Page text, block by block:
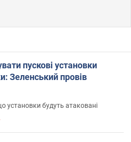
пускові установки
Зеленський провів
установки будуть атаковані